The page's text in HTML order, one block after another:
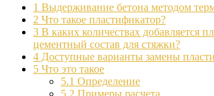
1 Выдерживание бетона методом
2 Что такое пластификатор?
3 В каких количествах добавляется
цементный состав для стяжки?
4 Доступные варианты замены
5 Что это такое
5.1 Определение
5.2 Примеры расчета